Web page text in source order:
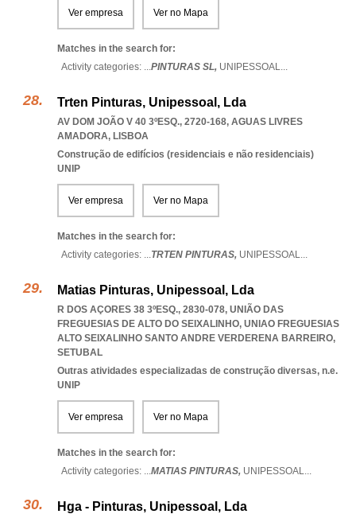
Ver empresa Ver no Mapa
Matches in the search for:
Activity categories: ...PINTURAS SL, UNIPESSOAL...
Trten Pinturas, Unipessoal, Lda
AV DOM JOÃO V 40 3ºESQ., 2720-168, AGUAS LIVRES
AMADORA, LISBOA
Construção de edifícios (residenciais e não residenciais)
UNIP
Ver empresa Ver no Mapa
Matches in the search for:
Activity categories: ...TRTEN PINTURAS, UNIPESSOAL...
Matias Pinturas, Unipessoal, Lda
R DOS AÇORES 38 3ºESQ., 2830-078, UNIÃO DAS
FREGUESIAS DE ALTO DO SEIXALINHO, UNIAO FREGUESIAS
ALTO SEIXALINHO SANTO ANDRE VERDERENA BARREIRO,
SETUBAL
Outras atividades especializadas de construção diversas, n.e.
UNIP
Ver empresa Ver no Mapa
Matches in the search for:
Activity categories: ...MATIAS PINTURAS, UNIPESSOAL...
Hga - Pinturas, Unipessoal, Lda